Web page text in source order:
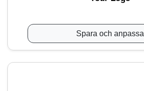
Spara och anpassa